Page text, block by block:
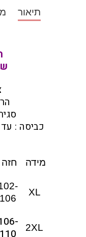
תיאור
מידה חזה
XL
106
2XL
110